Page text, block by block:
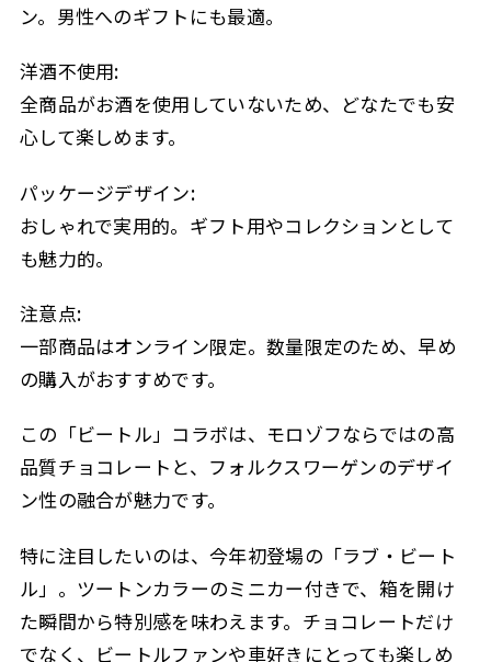
ン。男性へのギフトにも最適。
洋酒不使用:
全商品がお酒を使用していないため、どなたでも安
心して楽しめます。
パッケージデザイン:
おしゃれで実用的。ギフト用やコレクションとして
も魅力的。
注意点:
一部商品はオンライン限定。数量限定のため、早め
の購入がおすすめです。
この「ビートル」コラボは、モロゾフならではの高
品質チョコレートと、フォルクスワーゲンのデザイ
ン性の融合が魅力です。
特に注目したいのは、今年初登場の「ラブ・ビート
ル」。ツートンカラーのミニカー付きで、箱を開け
た瞬間から特別感を味わえます。チョコレートだけ
でなく、ビートルファンや車好きにとっても楽しめ